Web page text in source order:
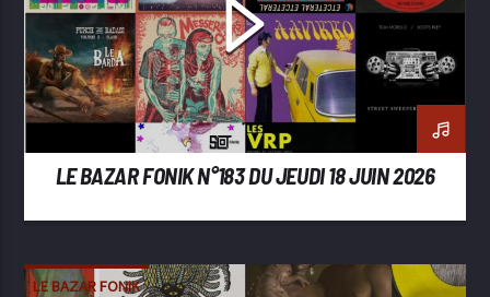
LE BAZAR FONIK N°183 DU JEUDI 18 JUIN 2026
LE BAZAR FONIK